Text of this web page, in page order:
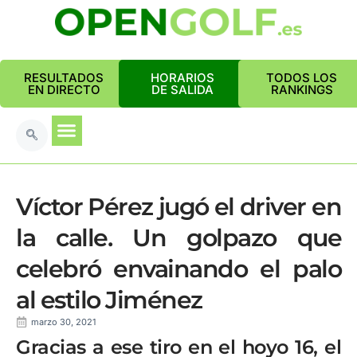
RESULTADOS
EN DIRECTO
HORARIOS
DE SALIDA
TODOS LOS
RANKINGS
Víctor Pérez jugó el driver en
la calle. Un golpazo que
celebró envainando el palo
al estilo Jiménez
marzo 30, 2021
Gracias a ese tiro en el hoyo 16, el